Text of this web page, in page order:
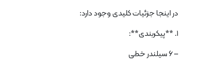
در اینجا جزئیات کلیدی وجود دارد:
1. **پیکربندی**:
– 6 سیلندر خطی